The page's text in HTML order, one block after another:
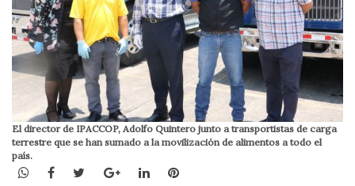
El director de IPACCOP, Adolfo Quintero junto a transportistas de carga
terrestre que se han sumado a la movilización de alimentos a todo el
país.
WhatsApp
Facebook
TwitterGoogle+LinkedInPinterest